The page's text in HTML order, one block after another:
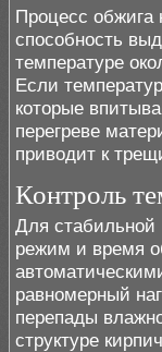
Процесс обжига
способность
температуре
Если
которые
перегреве
приводит к
Контроль
Для стабильной
режим и время
равномерный
перепады
структуре